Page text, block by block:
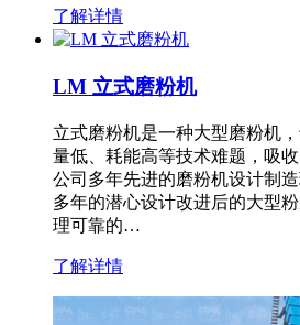
了解详情
LM 立式磨粉机
立式磨粉机是一种大型磨粉机
量低、耗能高等技术难题，吸
公司多年先进的磨粉机设计制
多年的潜心设计改进后的大型
理可靠的…
了解详情